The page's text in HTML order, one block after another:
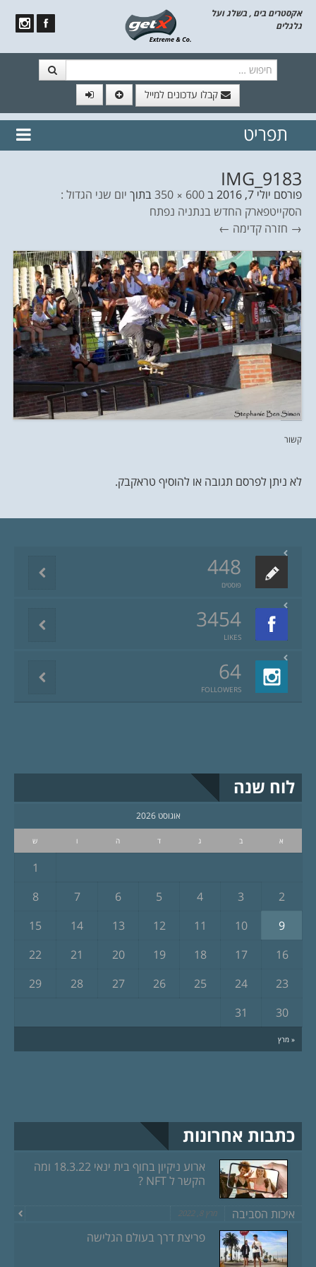
אקסטרים בים , בשלג ועל
גלגלים
קבלו עדכונים למייל
// הצטרף לרשימת תפוצה!
נשמח
תפריט
IMG_9183
פורסם יולי 7, 2016 ב600 × 350 בתוך יום שני הגדול :
הסקייטפארק החדש בנתניה נפתח
→ חזרה קדימה ←
קשור
לא ניתן לפרסם תגובה או להוסיף טראקבק.
448
פוסטים
3454
LIKES
64
FOLLOWERS
לוח שנה
אוגוסט 2026
א ב ג ד ה ו ש
« מרץ
1
2
3
4
5
6
7
8
9
10
11
12
13
14
15
16
17
18
19
20
21
22
23
24
25
26
27
28
29
30
31
כתבות אחרונות
ארוע ניקיון בחוף בית ינאי 18.3.22 ומה
הקשר ל NFT ?
איכות הסביבה מרץ 8, 2022
פריצת דרך בעולם הגלישה